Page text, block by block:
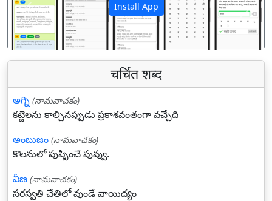
Install App
पिछला अगला
चर्चित शब्द
అగ్ని (నామవాచకం)
కట్టెలను కాల్చినప్పుడు ప్రకాశవంతంగా వచ్చేది
అంబుజం (నామవాచకం)
కొలనులో పుష్పించే పువ్వు.
వీణ (నామవాచకం)
సరస్వతి చేతిలో వుండే వాయిద్యం